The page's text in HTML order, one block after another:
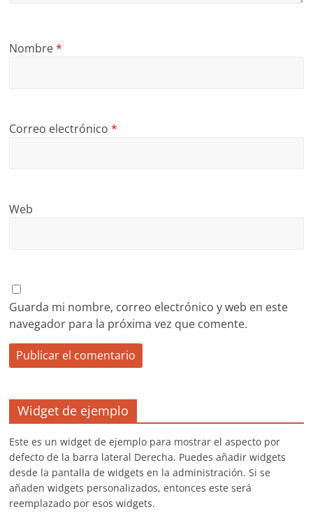
Nombre*
Correo electrónico*
Web
Guarda mi nombre, correo electrónico y web en este
navegador para la próxima vez que comente.
Widget de ejemplo
Este es un widget de ejemplo para mostrar el aspecto por
defecto de la barra lateral Derecha. Puedes añadir widgets
desde la pantalla de widgets en la administración. Si se
añaden widgets personalizados, entonces este será
reemplazado por esos widgets.